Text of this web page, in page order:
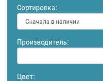
Сортировка:
Производитель:
Цвет: